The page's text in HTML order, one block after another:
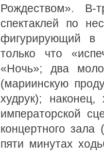
Рождеством». В-
спектаклей по
фигурирующий в
только что
«Ночь»; два
(мариинскую
худрук);
императорской
концертного
пяти минутах